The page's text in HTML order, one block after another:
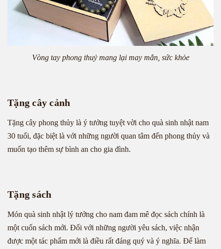
Vòng tay phong thuỷ mang lại may mắn, sức khỏe
Tặng cây cảnh
Tặng cây phong thủy là ý tưởng tuyệt vời cho quà sinh nhật nam
30 tuổi, đặc biệt là với những người quan tâm đến phong thủy và
muốn tạo thêm sự bình an cho gia đình.
Tặng sách
Món quà sinh nhật lý tưởng cho nam đam mê đọc sách chính là
một cuốn sách mới. Đối với những người yêu sách, việc nhận
được một tác phẩm mới là điều rất đáng quý và ý nghĩa. Để làm